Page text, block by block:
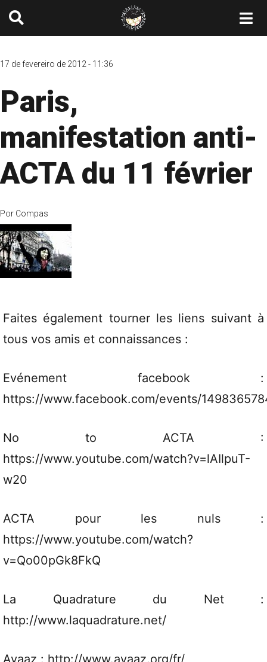
17 de fevereiro de 2012 - 11:36
Paris,
manifestation anti-
ACTA du 11 février
Por Compas
Faites également tourner les liens suivant à
tous vos amis et connaissances :
Evénement facebook :
https://www.facebook.com/events/
No to ACTA :
https://www.youtube.com/watch?v=lAIlpuT-
w20
ACTA pour les nuls :
https://www.youtube.com/watch?
v=Qo00pGk8FkQ
La Quadrature du Net :
http://www.laquadrature.net/
Avaaz : http://www.avaaz.org/fr/